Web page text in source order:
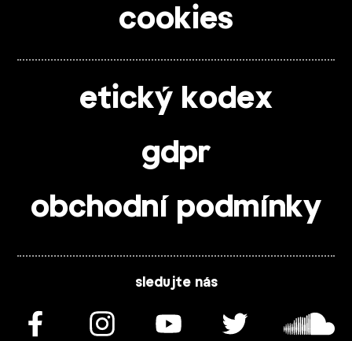
cookies
etický kodex
gdpr
obchodní podmínky
sledujte nás